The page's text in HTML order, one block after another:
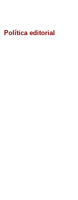
Política editorial